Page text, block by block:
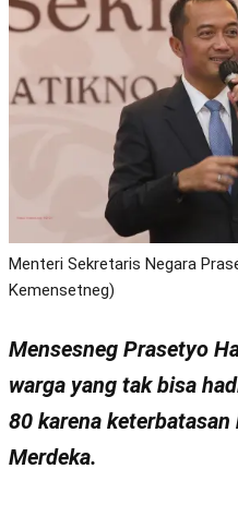
Menteri Sekretaris Negara
Kemensetneg)
Mensesneg Prasetyo
warga yang tak bisa
80 karena
Merdeka.